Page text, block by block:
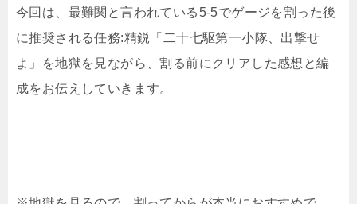
今回は、最難関と言われている5-5でゲージを割った後
に推奨される任務:精鋭「二十七駆第一小隊、出撃せ
よ」を地獄を見ながら、割る前にクリアした感想と編
成をお伝えしていきます。